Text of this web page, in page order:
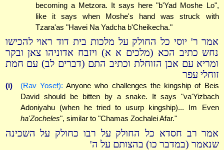
becoming a Metzora. It says here "b'Yad Moshe Lo",
like it says when Moshe's hand was struck with
Tzara'as "Havei Na Yadcha b'Cheikecha."
אמר ר' יוסי כל החולק על מלכות בית דוד ראוי להכישו
נחש כתיב הכא (מלכים א א) ויזבח אדוניהו צאן ובקר
ומריא עם אבן הזוחלת וכתיב התם (דברים לב) עם חמת
זוחלי עפר
(i) (Rav Yosef): Anyone who challenges the kingship of Beis
David should be bitten by a snake. It says "va'Yizbach
Adoniyahu (when he tried to usurp kingship)... Im Even
ha'Zocheles", similar to "Chamas Zochalei Afar."
אמר רב חסדא כל החולק על רבו כחולק על השכינה
שנאמר (במדבר כו) בהצותם על ה'